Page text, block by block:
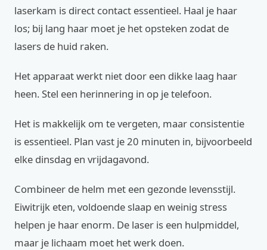
laserkam is direct contact essentieel. Haal je haar
los; bij lang haar moet je het opsteken zodat de
lasers de huid raken.
Het apparaat werkt niet door een dikke laag haar
heen. Stel een herinnering in op je telefoon.
Het is makkelijk om te vergeten, maar consistentie
is essentieel. Plan vast je 20 minuten in, bijvoorbeeld
elke dinsdag en vrijdagavond.
Combineer de helm met een gezonde levensstijl.
Eiwitrijk eten, voldoende slaap en weinig stress
helpen je haar enorm. De laser is een hulpmiddel,
maar je lichaam moet het werk doen.